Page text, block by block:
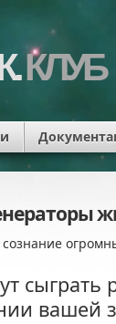
КЛУБ
вашей